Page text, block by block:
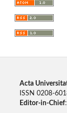
Acta
ISSN 0208-
Editor-in-Chief